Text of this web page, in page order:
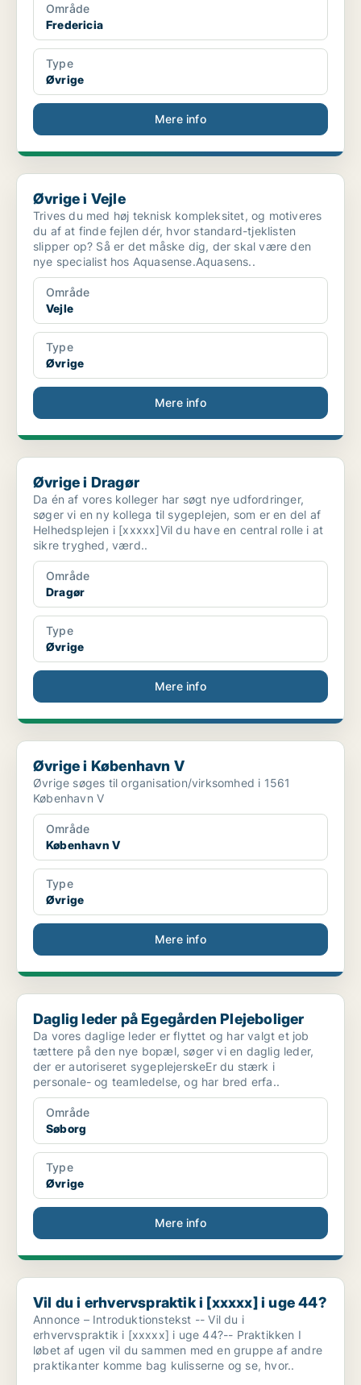
Område
Fredericia
Type
Øvrige
Mere info
Øvrige i Vejle
Øvrige i Vejle
Trives du med høj teknisk kompleksitet, og motiveres
du af at finde fejlen dér, hvor standard-tjeklisten
slipper op? Så er det måske dig, der skal være den
nye specialist hos Aquasense.Aquasens..
Område
Vejle
Type
Øvrige
Mere info
Øvrige i Dragør
Øvrige i Dragør
Da én af vores kolleger har søgt nye udfordringer,
søger vi en ny kollega til sygeplejen, som er en del af
Helhedsplejen i [xxxxx]Vil du have en central rolle i at
sikre tryghed, værd..
Område
Dragør
Type
Øvrige
Mere info
Øvrige i København V
Øvrige i København V
Øvrige søges til organisation/virksomhed i 1561
København V
Område
København V
Type
Øvrige
Mere info
Daglig leder på Egegården Plejeboliger
Daglig leder på Egegården Plejeboliger
Da vores daglige leder er flyttet og har valgt et job
tættere på den nye bopæl, søger vi en daglig leder,
der er autoriseret sygeplejerskeEr du stærk i
personale- og teamledelse, og har bred erfa..
Område
Søborg
Type
Øvrige
Mere info
Vil du i erhvervspraktik i [xxxxx] i uge 44?
Vil du i erhvervspraktik i [xxxxx] i uge 44?
Annonce – Introduktionstekst -- Vil du i
erhvervspraktik i [xxxxx] i uge 44?-- Praktikken I
løbet af ugen vil du sammen med en gruppe af andre
praktikanter komme bag kulisserne og se, hvor..